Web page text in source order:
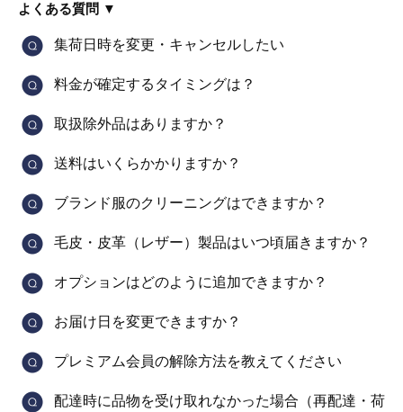
よくある質問 ▼
集荷日時を変更・キャンセルしたい
料金が確定するタイミングは？
取扱除外品はありますか？
送料はいくらかかりますか？
ブランド服のクリーニングはできますか？
毛皮・皮革（レザー）製品はいつ頃届きますか？
オプションはどのように追加できますか？
お届け日を変更できますか？
プレミアム会員の解除方法を教えてください
配達時に品物を受け取れなかった場合（再配達・荷